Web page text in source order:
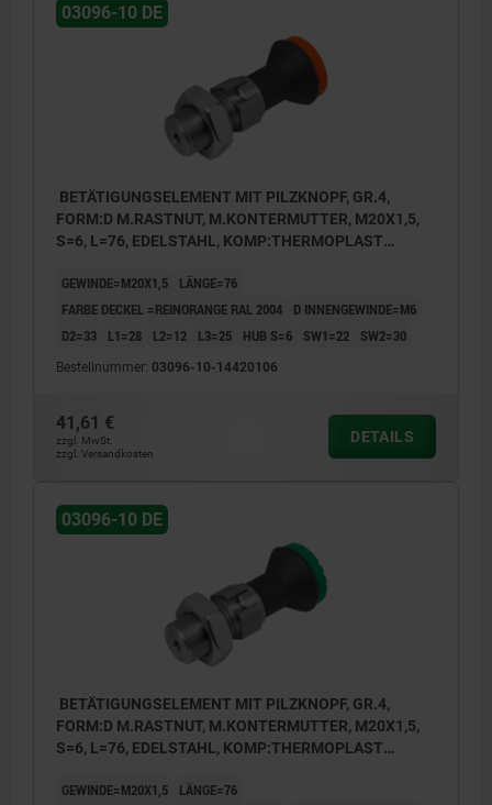
4) Stellschraube
6) Schraubnippel
Form D: mit Rastnut, mit Kontermutter
03096-10 DE
BETÄTIGUNGSELEMENT MIT PILZKNOPF, GR.4,
FORM:D M.RASTNUT, M.KONTERMUTTER, M20X1,5,
S=6, L=76, EDELSTAHL, KOMP:THERMOPLAST
GEWINDE=M20X1,5
LÄNGE=76
FARBE DECKEL =REINORANGE RAL 2004
D INNENGEWINDE=M6
D2=33
L1=28 L2=12 L3=25 HUB S=6 SW1=22 SW2=30
Bestellnummer: 03096-10-14420106
41,61 €
zzgl. MwSt.
zzgl. Versandkosten
DETAILS
03096-10 DE
BETÄTIGUNGSELEMENT MIT PILZKNOPF, GR.4,
FORM:D M.RASTNUT, M.KONTERMUTTER, M20X1,5,
S=6, L=76, EDELSTAHL, KOMP:THERMOPLAST
GEWINDE=M20X1,5 LÄNGE=76